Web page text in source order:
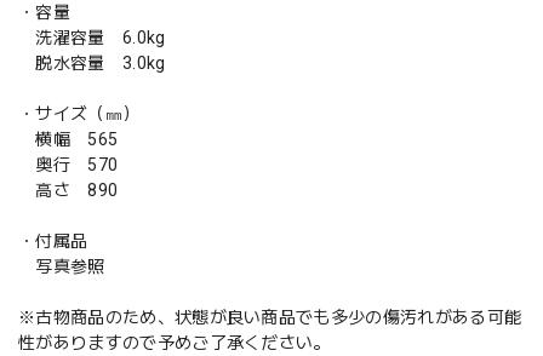
・容量
洗濯容量 6.0kg
脱水容量 3.0kg
・サイズ（㎜）
横幅 565
奥行 570
高さ 890
・付属品
写真参照
※古物商品のため、状態が良い商品でも多少の傷汚れがある可能
性がありますので予めご了承ください。